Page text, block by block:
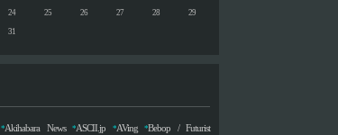
24 25 26 27 28 29
31
*Akihabara News *ASCII.jp *AVing *Bebop / Futurist